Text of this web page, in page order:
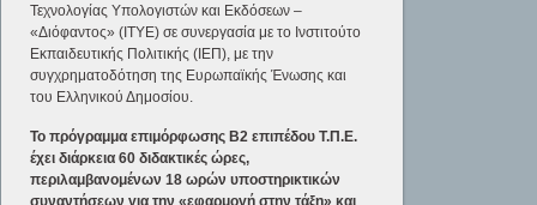
Τεχνολογίας Υπολογιστών και Εκδόσεων –
«Διόφαντος» (ΙΤΥΕ) σε συνεργασία με το Ινστιτούτο
Εκπαιδευτικής Πολιτικής (ΙΕΠ), με την
συγχρηματοδότηση της Ευρωπαϊκής Ένωσης και
του Ελληνικού Δημοσίου.
Το πρόγραμμα επιμόρφωσης Β2 επιπέδου Τ.Π.Ε.
έχει διάρκεια 60 διδακτικές ώρες,
περιλαμβανομένων 18 ωρών υποστηρικτικών
συναντήσεων για την «εφαρμογή στην τάξη» και